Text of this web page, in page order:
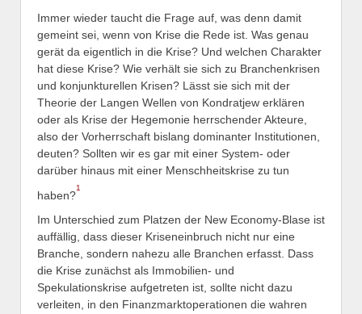
Immer wieder taucht die Frage auf, was denn damit
gemeint sei, wenn von Krise die Rede ist. Was genau
gerät da eigentlich in die Krise? Und welchen Charakter
hat diese Krise? Wie verhält sie sich zu Branchenkrisen
und konjunkturellen Krisen? Lässt sie sich mit der
Theorie der Langen Wellen von Kondratjew erklären
oder als Krise der Hegemonie herrschender Akteure,
also der Vorherrschaft bislang dominanter Institutionen,
deuten? Sollten wir es gar mit einer System- oder
darüber hinaus mit einer Menschheitskrise zu tun
haben?
1
Im Unterschied zum Platzen der New Economy-Blase ist
auffällig, dass dieser Kriseneinbruch nicht nur eine
Branche, sondern nahezu alle Branchen erfasst. Dass
die Krise zunächst als Immobilien- und
Spekulationskrise aufgetreten ist, sollte nicht dazu
verleiten, in den Finanzmarktoperationen die wahren